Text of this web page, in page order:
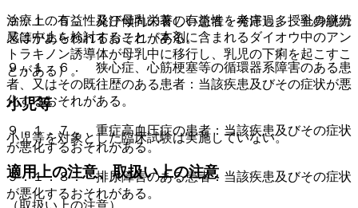
治療上の有益性及び母乳栄養の有益性を考慮し、授乳の継続
又は中止を検討すること（本剤に含まれるダイオウ中のアン
トラキノン誘導体が母乳中に移行し、乳児の下痢を起こすこ
とがある）。
小児等
小児等を対象とした臨床試験は実施していない。
適用上の注意、取扱い上の注意
（取扱い上の注意）
９．１．５． 発汗傾向の著しい患者：発汗過多、全身脱力
感等があらわれるおそれがある。
９．１．６． 狭心症、心筋梗塞等の循環器系障害のある患
者、又はその既往歴のある患者：当該疾患及びその症状が悪
化するおそれがある。
９．１．７． 重症高血圧症の患者：当該疾患及びその症状
が悪化するおそれがある。
９．１．８． 排尿障害のある患者：当該疾患及びその症状
が悪化するおそれがある。